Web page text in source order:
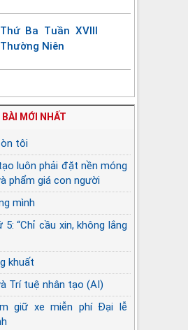
Thứ Ba Tuần XVIII
Thường Niên
BÀI MỚI NHẤT
tôi
luôn phải đặt nền móng
phẩm giá con người
mình
“Chỉ cầu xin, không lắng
khuất
Trí tuệ nhân tạo (AI)
giữ xe miễn phí Đại lễ